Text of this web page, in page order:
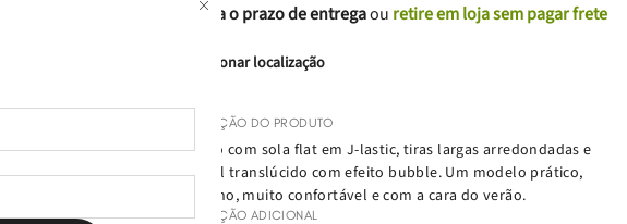
Confira o prazo de entregaou retire em loja sem pagar frete
Adicionar localização
DESCRIÇÃO DO PRODUTO
Chinelo com sola flat em J-lastic, tiras largas arredondadas e
cabedal translúcido com efeito bubble. Um modelo prático,
moderno, muito confortável e com a cara do verão.
DESCRIÇÃO ADICIONAL